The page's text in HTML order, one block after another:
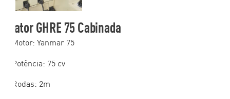
Trator GHRE 75 Cabinada
– Motor: Yanmar 75
– Potência: 75 cv
– Rodas: 2m